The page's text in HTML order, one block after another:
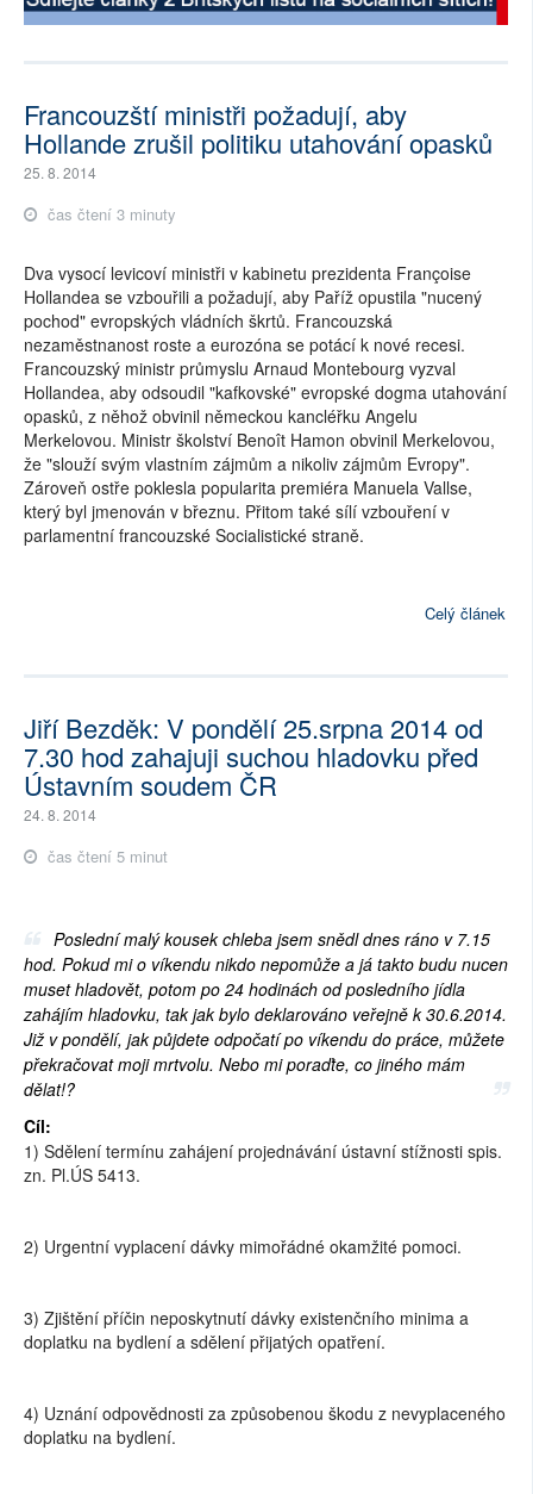
Francouzští ministři požadují, aby
Hollande zrušil politiku utahování opasků
25. 8. 2014
čas čtení 3 minuty
Dva vysocí levicoví ministři v kabinetu prezidenta Françoise
Hollandea se vzbouřili a požadují, aby Paříž opustila "nucený
pochod" evropských vládních škrtů. Francouzská
nezaměstnanost roste a eurozóna se potácí k nové recesi.
Francouzský ministr průmyslu Arnaud Montebourg vyzval
Hollandea, aby odsoudil "kafkovské" evropské dogma utahování
opasků, z něhož obvinil německou kancléřku Angelu
Merkelovou. Ministr školství Benoît Hamon obvinil Merkelovou,
že "slouží svým vlastním zájmům a nikoliv zájmům Evropy".
Zároveň ostře poklesla popularita premiéra Manuela Vallse,
který byl jmenován v březnu. Přitom také sílí vzbouření v
parlamentní francouzské Socialistické straně.
Celý článek
Jiří Bezděk: V pondělí 25.srpna 2014 od
7.30 hod zahajuji suchou hladovku před
Ústavním soudem ČR
24. 8. 2014
čas čtení 5 minut
Poslední malý kousek chleba jsem snědl dnes ráno v 7.15
hod. Pokud mi o víkendu nikdo nepomůže a já takto budu nucen
muset hladovět, potom po 24 hodinách od posledního jídla
zahájím hladovku, tak jak bylo deklarováno veřejně k 30.6.2014.
Již v pondělí, jak půjdete odpočatí po víkendu do práce, můžete
překračovat moji mrtvolu. Nebo mi poraďte, co jiného mám
dělat!?
Cíl:
1) Sdělení termínu zahájení projednávání ústavní stížnosti spis.
zn. Pl.ÚS 5413.
2) Urgentní vyplacení dávky mimořádné okamžité pomoci.
3) Zjištění příčin neposkytnutí dávky existenčního minima a
doplatku na bydlení a sdělení přijatých opatření.
4) Uznání odpovědnosti za způsobenou škodu z nevyplaceného
doplatku na bydlení.